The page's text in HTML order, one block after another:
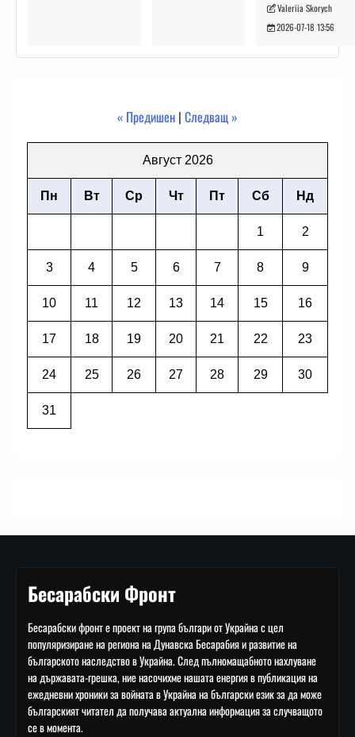
Valeriia Skorych
2026-07-18 13:56
« Предишен | Следващ »
Август 2026
Пн Вт Ср Чт Пт Сб Нд
1 2
3 4 5 6 7 8 9
10 11 12 13 14 15 16
17 18 19 20 21 22 23
24 25 26 27 28 29 30
31
Бесарабски Фронт
Бесарабски фронт е проект на група българи от Украйна с цел
популяризиране на региона на Дунавска Бесарабия и развитие на
българското наследство в Украйна. След пълномащабното нахлуване
на държавата-грешка, ние насочихме нашата енергия в публикация на
ежедневни хроники за войната в Украйна на български език за да може
българският читател да получава актуална информация за случващото
се в момента.